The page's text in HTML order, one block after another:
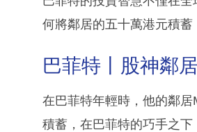
何將鄰居的五十萬港元積蓄
巴菲特丨股神鄰
在巴菲特年輕時，他的鄰
積蓄，在巴菲特的巧手之